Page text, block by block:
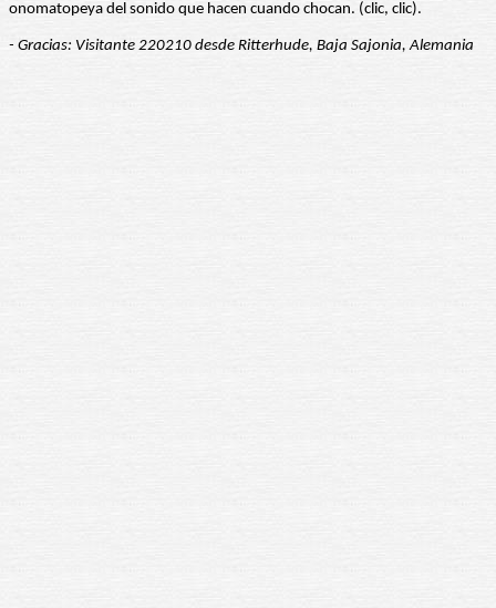
onomatopeya del sonido que hacen cuando chocan. (clic, clic).
- Gracias: Visitante 220210 desde Ritterhude, Baja Sajonia, Alemania